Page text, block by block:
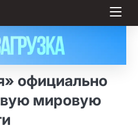
официально
мировую